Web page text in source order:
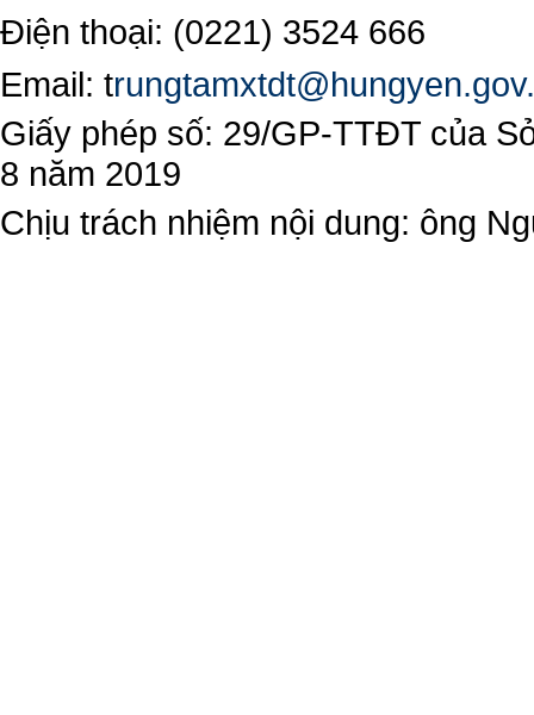
Điện thoại: (0221) 3524 666
Email: t
Giấy phép số: 29/GP-TTĐT của
8 năm 2019
Chịu trách nhiệm nội dung: ông